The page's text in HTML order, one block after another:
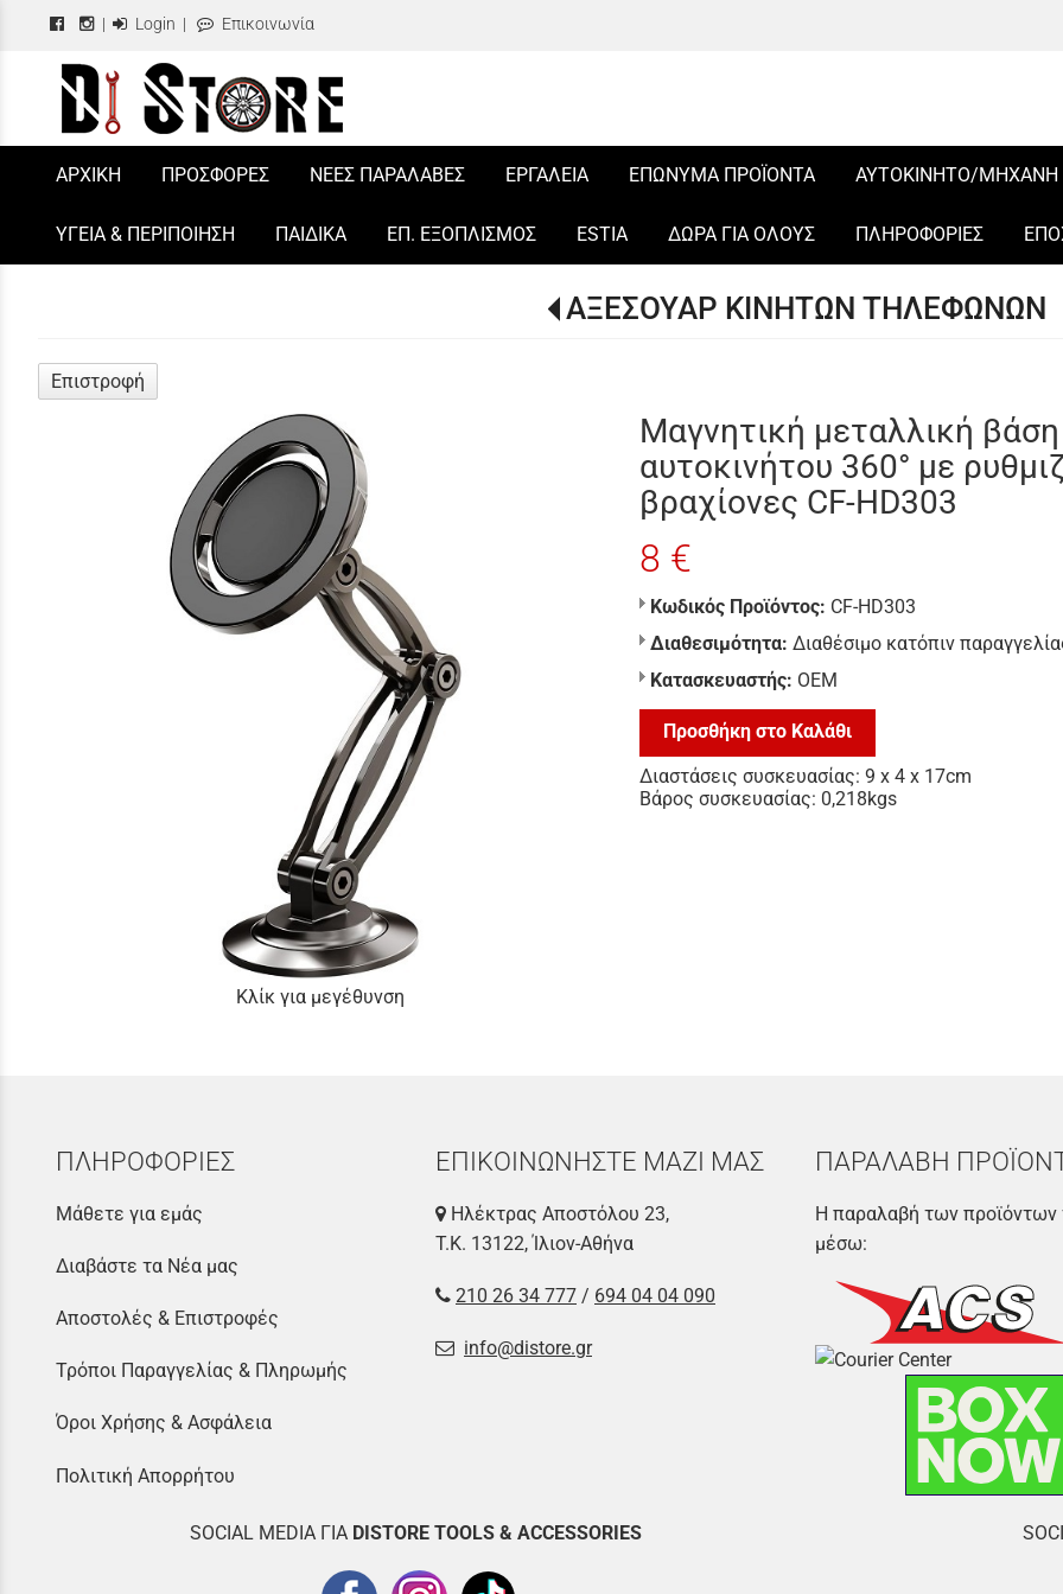
| Login | Επικοινωνία
/
ΑΡΧΙΚΗ ΠΡΟΣΦΟΡΕΣ ΝΕΕΣ ΠΑΡΑΛΑΒΕΣ ΕΡΓΑΛΕΙΑ ΕΠΩΝΥΜΑ ΠΡΟΪΟΝΤΑ ΑΥΤΟΚΙΝΗΤΟ/ΜΗΧΑΝΗ
ΥΓΕΙΑ & ΠΕΡΙΠΟΙΗΣΗ ΠΑΙΔΙΚΑ ΕΠ. ΕΞΟΠΛΙΣΜΟΣ ESTIA ΔΩΡΑ ΓΙΑ ΟΛΟΥΣ ΠΛΗΡΟΦΟΡΙΕΣ
ΑΞΕΣΟΥΑΡ ΚΙΝΗΤΩΝ ΤΗΛΕΦΩΝΩΝ
Επιστροφή
Κλίκ για μεγέθυνση
Μαγνητική μεταλλική
αυτοκινήτου 360° με
βραχίονες CF-HD303
8 €
Κωδικός Προϊόντος: CF-HD303
Διαθεσιμότητα: Διαθέσιμο κατόπιν
Κατασκευαστής: ΟΕΜ
Προσθήκη στο Καλάθι
Διαστάσεις συσκευασίας: 9 x 4 x 17cm
Βάρος συσκευασίας: 0,218kgs
ΠΛΗΡΟΦΟΡΙΕΣ
Μάθετε για εμάς
Διαβάστε τα Νέα μας
Αποστολές & Επιστροφές
Τρόποι Παραγγελίας & Πληρωμής
Όροι Χρήσης & Ασφάλεια
Πολιτική Απορρήτου
ΕΠΙΚΟΙΝΩΝΗΣΤΕ ΜΑΖΙ ΜΑΣ
Ηλέκτρας Αποστόλου 23,
Τ.Κ. 13122, Ίλιον-Αθήνα
210 26 34 777 / 694 04 04 090
info@distore.gr
ΠΑΡΑΛΑΒΗ
Η παραλαβή των προϊόντων
μέσω:
SOCIAL MEDIA ΓΙΑ DISTORE TOOLS & ACCESSORIES